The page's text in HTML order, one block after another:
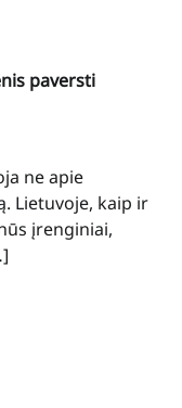
paversti
ne apie
Lietuvoje, kaip ir
įrenginiai,